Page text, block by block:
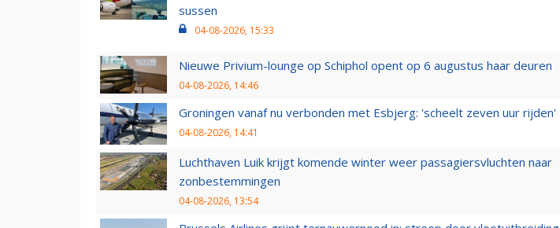
sussen
04-08-2026, 15:33
Nieuwe Privium-lounge op Schiphol opent op 6 augustus haar deuren
04-08-2026, 14:46
Groningen vanaf nu verbonden met Esbjerg: 'scheelt zeven uur rijden'
04-08-2026, 14:41
Luchthaven Luik krijgt komende winter weer passagiersvluchten naar
zonbestemmingen
04-08-2026, 13:54